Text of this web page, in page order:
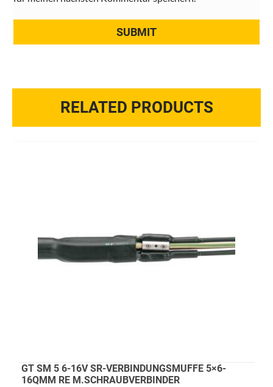
RELATED PRODUCTS
GT SM 5 6-16V SR-VERBINDUNGSMUFFE 5×6-
16QMM RE M.SCHRAUBVERBINDER